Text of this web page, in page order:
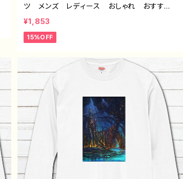
ツ メンズ レディース おしゃれ おすす
め 個性的 面白い ユニーク 人気 イラ
ストレーター 絵師 クリエイター オリジナ
ル デザイン グッズ 長袖Tシャツ ロングT
ツ №644 J1-9
¥1,853
15%OFF